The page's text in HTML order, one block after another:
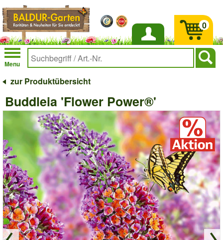
Anmelden
Menu
0
zur Produktübersicht
Buddleia 'Flower Power®'